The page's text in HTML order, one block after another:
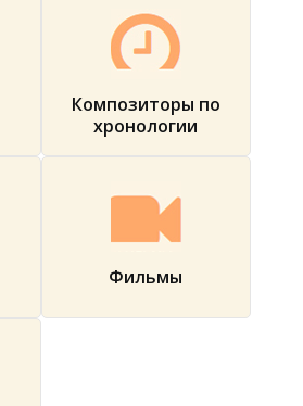
Композиторы по
хронологии
Фильмы